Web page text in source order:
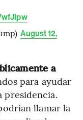
August 12,
a
para ayudar
presidencia.
llamar la